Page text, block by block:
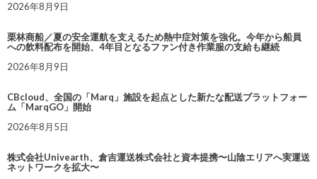
2026年8月9日
栗林商船／夏の安全運航を支えるため熱中症対策を強化。今年から船員
への飲料配布を開始、4年目となるファン付き作業服の支給も継続
2026年8月9日
CBcloud、全国の「Marq」施設を起点とした新たな配送プラットフォー
ム「MarqGO」開始
2026年8月5日
株式会社Univearth、倉吉運送株式会社と資本提携〜山陰エリアへ実運送
ネットワークを拡大〜